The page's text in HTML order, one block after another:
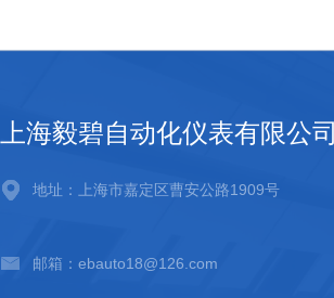
上海毅碧自动化仪表有限公司
地址：上海市嘉定区曹安公路1909号
邮箱：ebauto18@126.com